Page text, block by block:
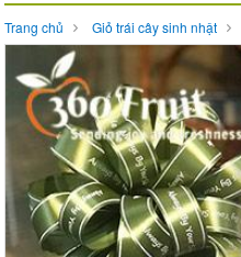
Trang chủ Giỏ trái cây sinh nhật